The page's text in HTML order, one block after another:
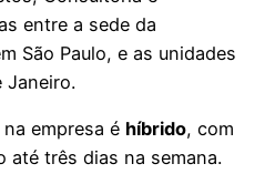
entre a sede da
São Paulo, e as unidades
Janeiro.
empresa é híbrido, com
até três dias na semana.